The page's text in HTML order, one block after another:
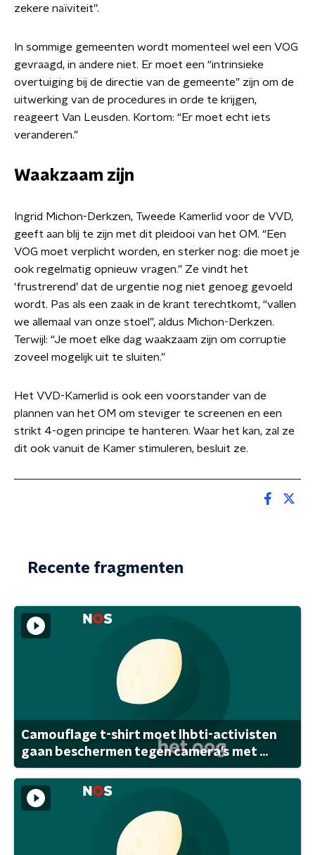
zekere naïviteit”.
In sommige gemeenten wordt momenteel wel een VOG
gevraagd, in andere niet. Er moet een “intrinsieke
overtuiging bij de directie van de gemeente” zijn om de
uitwerking van de procedures in orde te krijgen,
reageert Van Leusden. Kortom: “Er moet echt iets
veranderen.”
Waakzaam zijn
Ingrid Michon-Derkzen, Tweede Kamerlid voor de VVD,
geeft aan blij te zijn met dit pleidooi van het OM. “Een
VOG moet verplicht worden, en sterker nog: die moet je
ook regelmatig opnieuw vragen.” Ze vindt het
‘frustrerend’ dat de urgentie nog niet genoeg gevoeld
wordt. Pas als een zaak in de krant terechtkomt, “vallen
we allemaal van onze stoel”, aldus Michon-Derkzen.
Terwijl: “Je moet elke dag waakzaam zijn om corruptie
zoveel mogelijk uit te sluiten.”
Het VVD-Kamerlid is ook een voorstander van de
plannen van het OM om steviger te screenen en een
strikt 4-ogen principe te hanteren. Waar het kan, zal ze
dit ook vanuit de Kamer stimuleren, besluit ze.
Recente fragmenten
Camouflage t-shirt moet lhbti-activisten
gaan beschermen tegen camera's met ...